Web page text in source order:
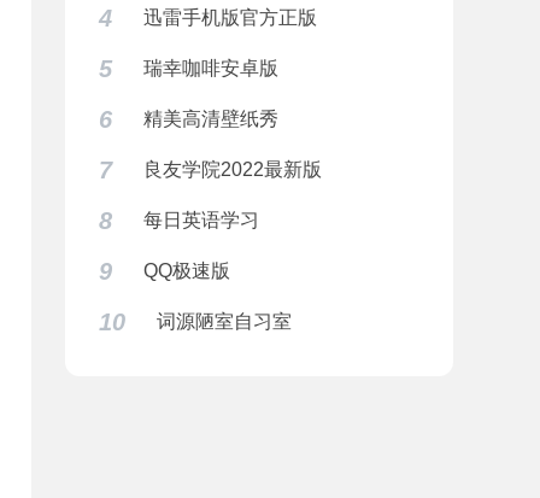
4 迅雷手机版官方正版
5 瑞幸咖啡安卓版
6 精美高清壁纸秀
7 良友学院2022最新版
8 每日英语学习
9 QQ极速版
10 词源陋室自习室